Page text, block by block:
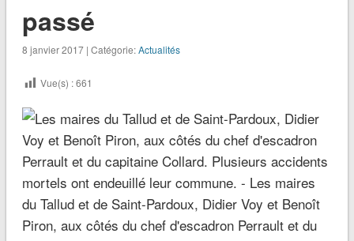
passé
8 janvier 2017 | Catégorie:Actualités
Vue(s) :661